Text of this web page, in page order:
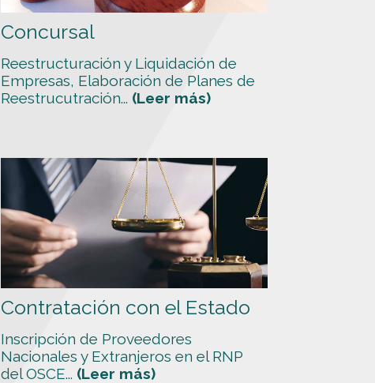
Concursal
Reestructuración y Liquidación de
Empresas, Elaboración de Planes de
Reestrucutración... (Leer más)
Contratación con el Estado
Inscripción de Proveedores
Nacionales y Extranjeros en el RNP
del OSCE... (Leer más)